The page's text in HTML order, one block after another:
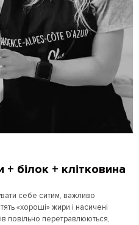
білок + клітковина
себе ситим, важливо
«хороші» жири і насичені
повільно перетравлюються,